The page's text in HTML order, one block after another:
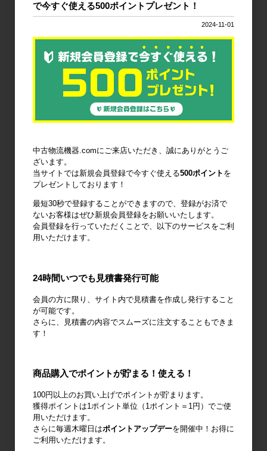
6輪台車 ラック
トスロープ
台車・手押し
台車
リフター・ハ
コンテナ・オ
作業台
機
ノーパンクタ
イヤ
作業環境改善 廃棄物減容機
で今すぐ使える500ポイントプレゼント！
2024-11-01
中古物流機器.comにご来店いただき、誠にありがとうご
ざいます。
当サイトでは新規会員登録で今すぐ使える500ポイント を
プレゼントしております！
最短30秒で登録することができますので、登録がお済で
ないお客様はぜひ新規会員登録をお願いいたします。
会員登録を行っていただくことで、以下のサービスをご利
用いただけます。
24時間いつでも見積書発行可能
会員の方に限り、サイト内で見積書を作成し発行すること
が可能です。
さらに、見積書の内容でスムーズに注文することもできま
す！
商品購入でポイントが貯まる！使える！
100円以上のお買い上げでポイントが貯まります。
獲得ポイントは1ポイント単位（1ポイント＝1円）でご使
用いただけます。
さらに毎週木曜日はポイントアップデーを開催中！お得に
ご利用いただけます。